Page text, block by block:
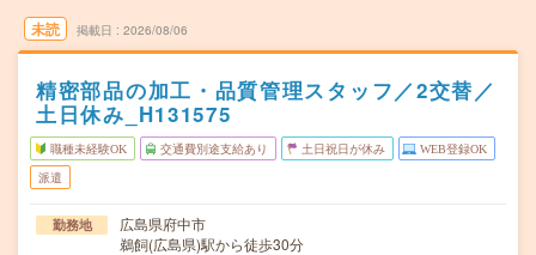
未読 掲載日 2026/08/06
精密部品の加工・品質管理スタッフ／2交替／
土日休み_H131575
職種未経験OK 交通費別途支給あり 土日祝日が休み WEB登録OK
派遣
勤務地
広島県府中市
鵜飼(広島県)駅から徒歩30分